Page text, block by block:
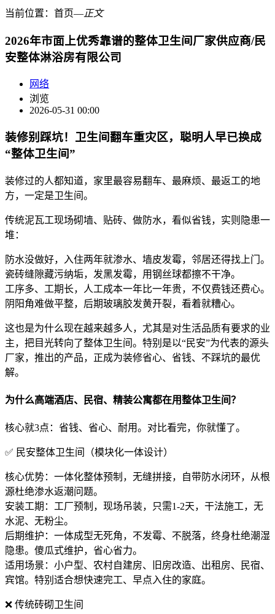
当前位置： 首页―正文
2026年市面上优秀靠谱的整体卫生间厂家供应商/民
安整体淋浴房有限公司
网络
浏览
2026-05-31 00:00
装修别踩坑！卫生间翻车重灾区，聪明人早已换成
“整体卫生间”
装修过的人都知道，家里最容易翻车、最麻烦、最返工的地
方，一定是卫生间。
传统泥瓦工现场砌墙、贴砖、做防水，看似省钱，实则隐患一
堆：
防水没做好，入住两年就渗水、墙皮发霉，邻居还得找上门。
瓷砖缝隙藏污纳垢，发黑发霉，用钢丝球都擦不干净。
工序多、工期长，人工成本一年比一年贵，不仅费钱还费心。
阴阳角难做平整，后期玻璃胶发黄开裂，看着就糟心。
这也是为什么现在越来越多人，尤其是对生活品质有要求的业
主，把目光转向了整体卫生间。特别是以“民安”为代表的源头
厂家，推出的产品，正成为装修省心、省钱、不踩坑的最优
解。
为什么高端酒店、民宿、精装公寓都在用整体卫生间？
核心就3点：省钱、省心、耐用。对比看完，你就懂了。
✅ 民安整体卫生间（模块化一体设计）
核心优势：一体化整体预制，无缝拼接，自带防水闭环，从根
源杜绝渗水返潮问题。
安装工期：工厂预制，现场吊装，只需1-2天，干法施工，无
水泥、无粉尘。
后期维护：一体成型无死角，不发霉、不脱落，终身杜绝潮湿
隐患。傻瓜式维护，省心省力。
适用场景：小户型、农村自建房、旧房改造、出租房、民宿、
宾馆。特别适合想快速完工、早点入住的家庭。
❌ 传统砖砌卫生间